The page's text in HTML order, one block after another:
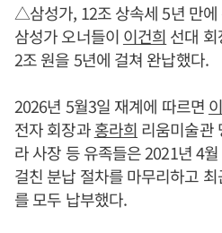
△삼성가, 12조 상속세 5년 만에
삼성가 오너들이 이건희 선대
2조 원을 5년에 걸쳐 완납했다.
2026년 5월3일 재계에 따르면
전자 회장과홍라희 리움미술관
라 사장 등 유족들은 2021년 4
걸친 분납 절차를 마무리하고
를 모두 납부했다.